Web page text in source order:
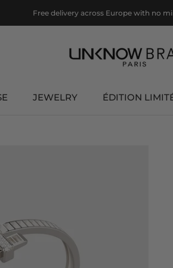
Free delivery across Europe with no
JEWELRY
ÉDITION